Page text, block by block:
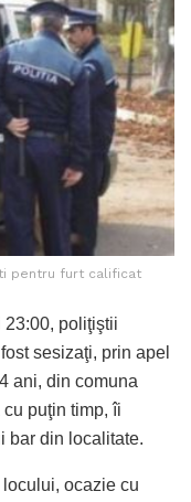
pentru furt calificat
23:00, poliţiştii
sesizaţi, prin apel
ani, din comuna
puţin timp, îi
bar din localitate.
ocazie cu